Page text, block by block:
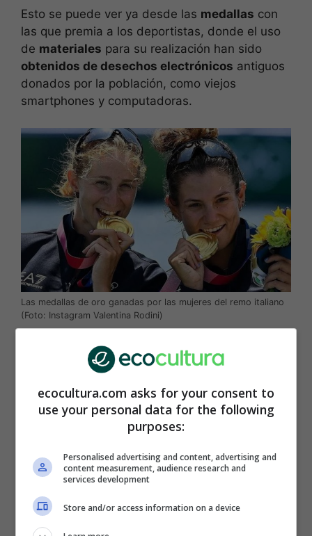
Esto se puede ver ya desde las medallas con
las que premia a los deportistas, donde el uso
de materiales para su realización han sido
obtenidos de desechos electrónicos antiguos
donados por la población, como viejos
smartphones y computadoras.
Las medallas de oro ganadas por las mujeres del remo italiano
(Foto: Instagram Valentina Rodini)
antorcha olímpica
antes del evento es sostenible: ha sido
llamaes alimentada por hidrógeno limpio.
donde las campeonas y los
campeones olimpicos se consagran y reciben
sus premiaciones, se han realizadocon
plástico recicladode los hogares y recogidos
también del océano.
ecocultura.com asks for your consent to
use your personal data for the following
purposes:
Personalised advertising and content, advertising and
content measurement, audience research and
services development
Store and/or access information on a device